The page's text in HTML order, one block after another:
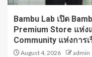
Bambu Lab เปิด
Premium Store แห่ง
Community แห่งการ
August 4, 2026 admin